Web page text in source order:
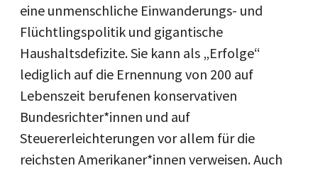
eine unmenschliche Einwanderungs- und
Flüchtlingspolitik und gigantische
Haushaltsdefizite. Sie kann als „Erfolge“
lediglich auf die Ernennung von 200 auf
Lebenszeit berufenen konservativen
Bundesrichter*innen und auf
Steuererleichterungen vor allem für die
reichsten Amerikaner*innen verweisen. Auch